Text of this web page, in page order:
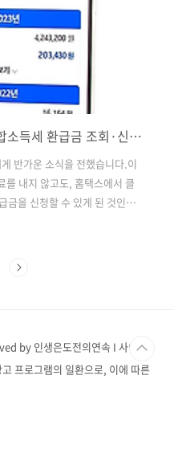
국세청 원클릭 서비스 시작! 종합소득세 환급금 조회·신청·지급일 총정리
반가운 소식을 전했습니다.이
를 내지 않고도, 홈택스에서 클
금을 신청할 수 있게 된 것인데
체 어떤 서비스인지, 어떻게
합소득세 환급 신청 서비스입
by 인생은도전의연속 I 사이트
프로그램의 일환으로, 이에 따른